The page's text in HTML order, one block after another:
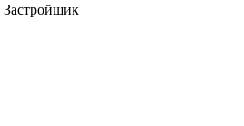
Застройщик